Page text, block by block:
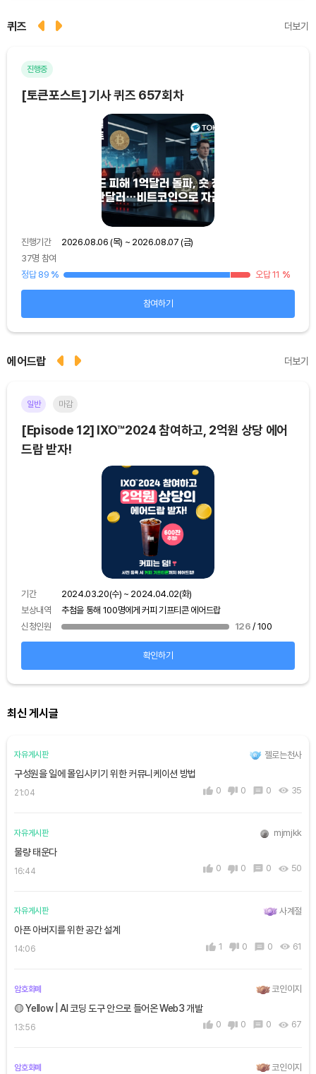
퀴즈 더보기
진행중
[토큰포스트] 기사 퀴즈 657회차
진행기간
2026.08.06 (목) ~ 2026.08.07 (금)
37명 참여
정답 89 % 오답 11 %
참여하기
에어드랍 더보기
일반 마감
[Episode 12] IXO™2024 참여하고, 2억원 상당 에어
드랍 받자!
기간
2024.03.20(수) ~ 2024.04.02(화)
보상내역
추첨을 통해 100명에게 커피 기프티콘 에어드랍
신청인원
126 / 100
확인하기
최신 게시글
자유게시판 젤로는천사
구성원을 일에 몰입시키기 위한 커뮤니케이션 방법
21:04 0 0 0 35
자유게시판 mjmjkk
물량 태운다
16:44 0 0 0 50
자유게시판 사계절
아픈 아버지를 위한 공간 설계
14:06 1 0 0 61
암호화폐 코인이지
🟡 Yellow | AI 코딩 도구 안으로 들어온 Web3 개발
13:56 0 0 0 67
암호화폐 코인이지